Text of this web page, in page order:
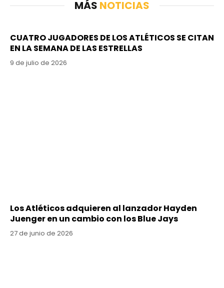
MÁS NOTICIAS
CUATRO JUGADORES DE LOS ATLÉTICOS SE CITAN
EN LA SEMANA DE LAS ESTRELLAS
9 de julio de 2026
Los Atléticos adquieren al lanzador Hayden
Juenger en un cambio con los Blue Jays
27 de junio de 2026